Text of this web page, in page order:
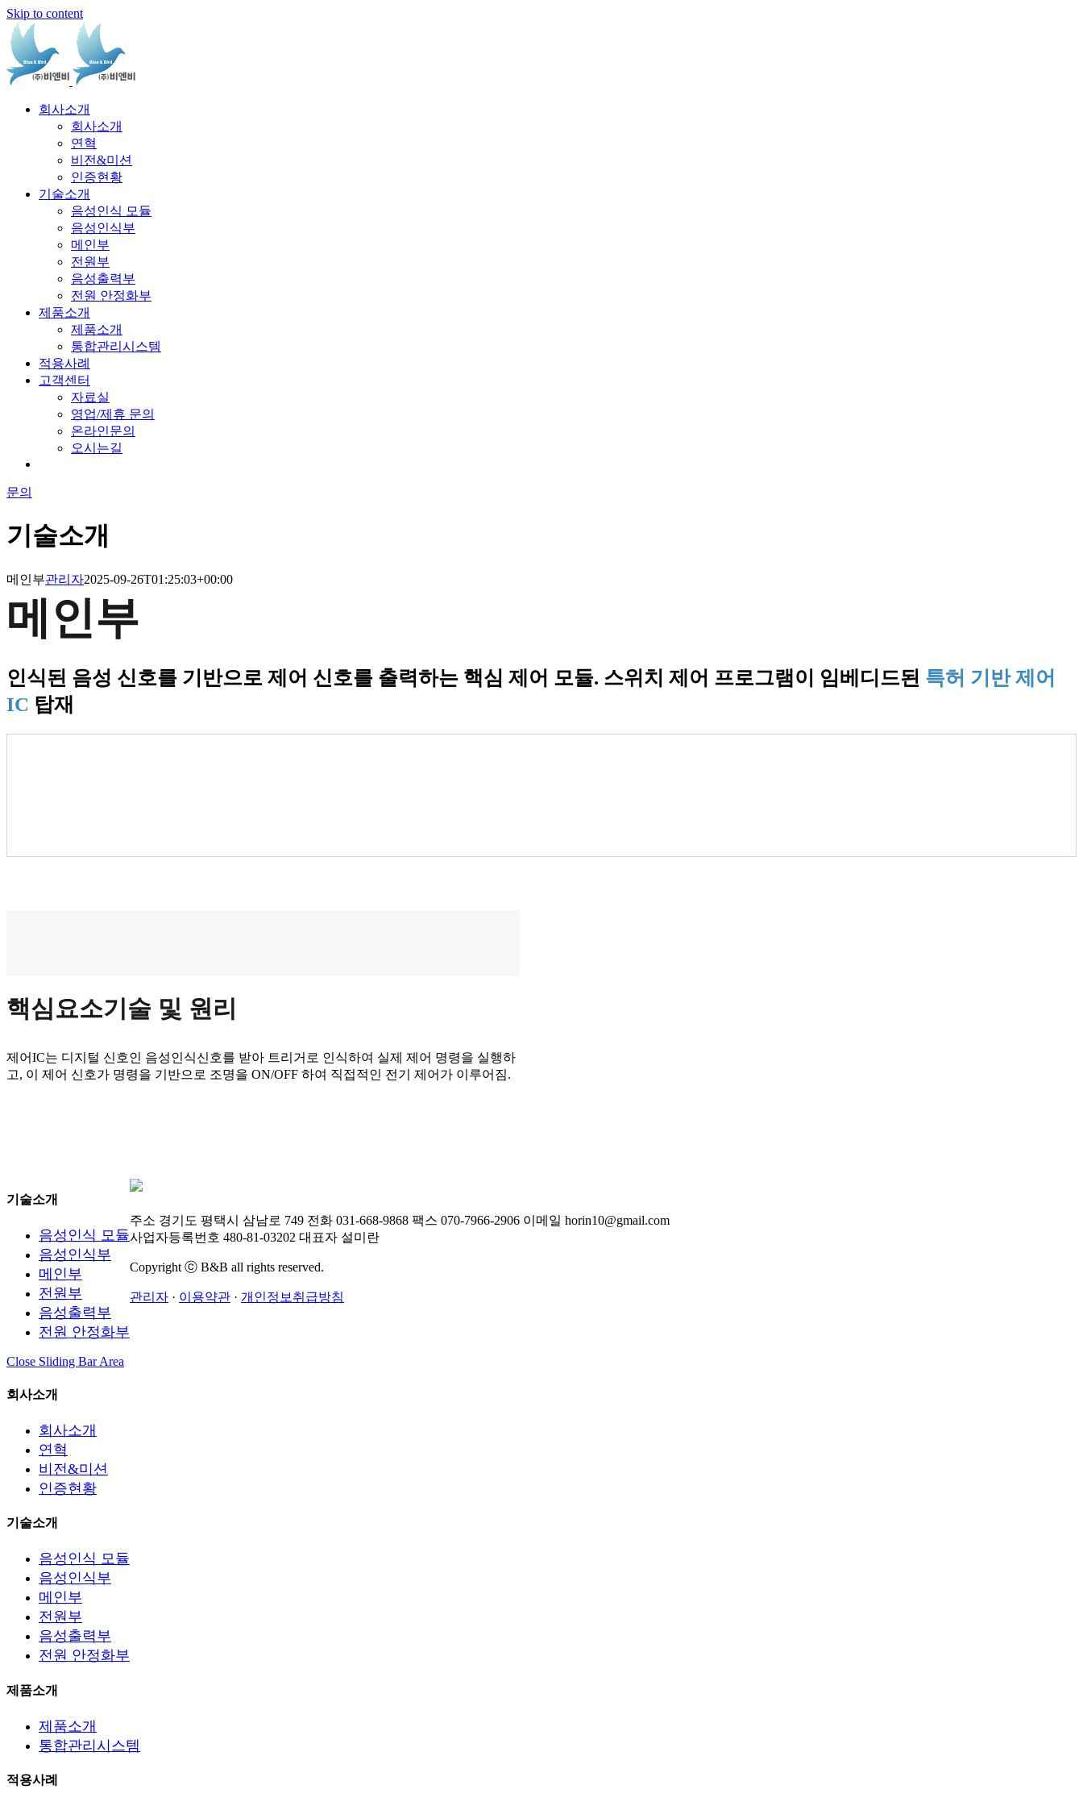
Skip to content
회사소개
회사소개
연혁
비전&미션
인증현황
기술소개
음성인식 모듈
음성인식부
메인부
전원부
음성출력부
전원 안정화부
제품소개
제품소개
통합관리시스템
적용사례
고객센터
자료실
영업/제휴 문의
온라인문의
오시는길
문의
기술소개
메인부관리자2025-09-26T01:25:03+00:00
메인부
인식된 음성 신호를 기반으로 제어 신호를 출력하는 핵심 제어 모듈. 스위치 제어 프로그램이 임베디드된 특허 기반 제어
IC 탑재
핵심요소기술 및 원리
제어IC는 디지털 신호인 음성인식신호를 받아 트리거로 인식하여 실제 제어 명령을 실행하
고, 이 제어 신호가 명령을 기반으로 조명을 ON/OFF 하여 직접적인 전기 제어가 이루어짐.
기술소개
음성인식 모듈
음성인식부
메인부
전원부
음성출력부
전원 안정화부
주소 경기도 평택시 삼남로 749 전화 031-668-9868 팩스 070-7966-2906 이메일 horin10@gmail.com
사업자등록번호 480-81-03202 대표자 설미란
Copyright ⓒ B&B all rights reserved.
관리자 · 이용약관 · 개인정보취급방침
Close Sliding Bar Area
회사소개
회사소개
연혁
비전&미션
인증현황
기술소개
음성인식 모듈
음성인식부
메인부
전원부
음성출력부
전원 안정화부
제품소개
제품소개
통합관리시스템
적용사례